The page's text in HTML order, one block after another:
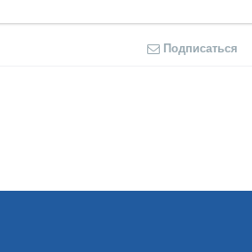
Подписаться